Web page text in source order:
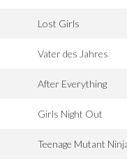
Lost Girls
Vater des Jahres
After Everything
Girls Night Out
Teenage Mutant